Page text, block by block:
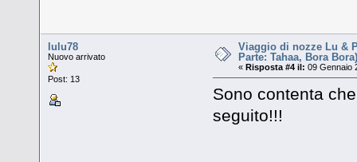
lulu78
Nuovo arrivato
Post: 13
Viaggio di nozze Lu &
Parte: Tahaa, Bora
«Risposta #4 il: 09 Gennaio
Sono contenta
seguito!!!